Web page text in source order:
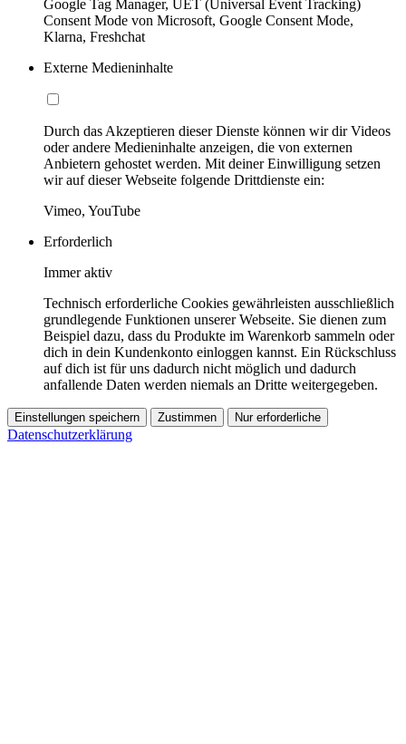
Google Tag Manager, UET (Universal Event Tracking)
Consent Mode von Microsoft, Google Consent Mode,
Klarna, Freshchat
Externe Medieninhalte
Durch das Akzeptieren dieser Dienste können wir dir Videos
oder andere Medieninhalte anzeigen, die von externen
Anbietern gehostet werden. Mit deiner Einwilligung setzen
wir auf dieser Webseite folgende Drittdienste ein:
Vimeo, YouTube
Erforderlich
Immer aktiv
Technisch erforderliche Cookies gewährleisten ausschließlich
grundlegende Funktionen unserer Webseite. Sie dienen zum
Beispiel dazu, dass du Produkte im Warenkorb sammeln oder
dich in dein Kundenkonto einloggen kannst. Ein Rückschluss
auf dich ist für uns dadurch nicht möglich und dadurch
anfallende Daten werden niemals an Dritte weitergegeben.
Einstellungen speichern Zustimmen Nur erforderliche
Datenschutzerklärung